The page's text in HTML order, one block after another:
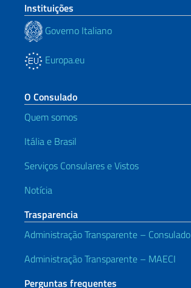
Instituições
Governo Italiano
Europa.eu
O Consulado
Quem somos
Itália e Brasil
Serviços Consulares e Vistos
Notícia
Trasparencia
Administração Transparente – Consulado
Administração Transparente – MAECI
Perguntas frequentes